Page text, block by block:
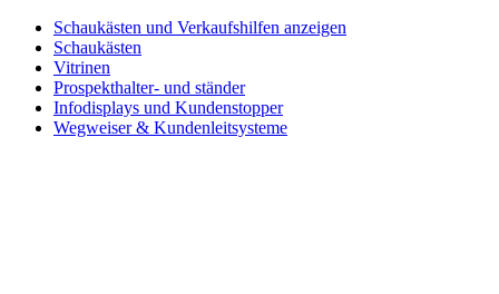
Schaukästen und Verkaufshilfen anzeigen
Schaukästen
Vitrinen
Prospekthalter- und ständer
Infodisplays und Kundenstopper
Wegweiser & Kundenleitsysteme